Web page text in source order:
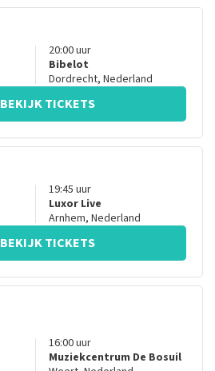
20:00uur
Bibelot
Dordrecht, Nederland
BEKIJK TICKETS
19:45 uur
Luxor Live
Arnhem, Nederland
BEKIJK TICKETS
16:00uur
Muziekcentrum De Bosuil